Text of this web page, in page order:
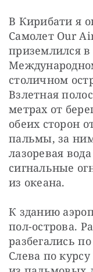
В Кирибати я
Самолет Our
приземлился
столичном
Взлетная
метрах от
обеих сторон
пальмы, за
лазоревая
сигнальные
из океана.
К зданию
пол-острова.
разбегались
Слева по